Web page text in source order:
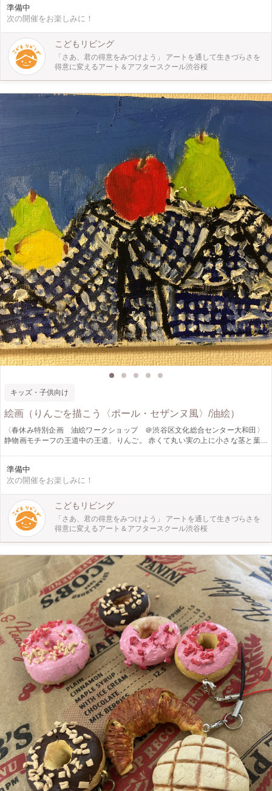
美しさです。 自分だけの青空をつくって夏休みの思い出にしませんか？ この機
会にぜひ挑戦してみてください。
準備中
次の開催をお楽しみに！
こどもリビング
「さあ、君の得意をみつけよう」 アートを通して生きづらさを
得意に変えるアート＆アフタースクール渋谷桜
キッズ・子供向け
絵画（りんごを描こう〈ポール・セザンヌ風〉/油絵）
〈春休み特別企画 油絵ワークショップ ＠渋谷区文化総合センター大和田〉
静物画モチーフの王道中の王道、りんご。 赤くて丸い実の上に小さな茎と葉っ
ーションや皮の模様など、表現力を求められる奥の深いモチーフです。 著名な
画家はみんなと言っていいほどりんごの絵を描いていますが、中でもポール・セ
自身の絵画の追求をしたことで知られています。 本ワークショップではこの
「ポール・セザンヌのりんご」を参考にして、モチーフとしてのりんごに向き合
います。 油絵の基本的な技術を学びながら、りんごの形、色、模様、陰影など
をあらためて観察してみましょう。 ピカソもゴッホもセザンヌも、みんなが描
いてきたりんごの絵。 この機会にぜひ体験してみてください。
準備中
次の開催をお楽しみに！
こどもリビング
「さあ、君の得意をみつけよう」 アートを通して生きづらさを
得意に変えるアート＆アフタースクール渋谷桜